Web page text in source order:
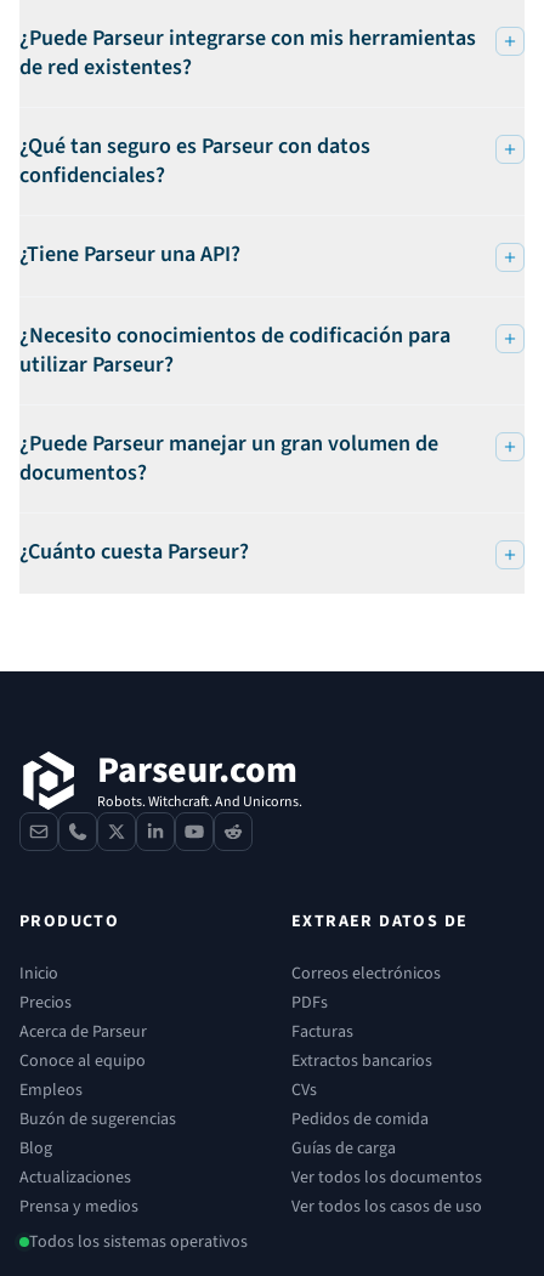
¿Puede Parseur integrarse con mis herramientas
de red existentes?
¿Qué tan seguro es Parseur con datos
confidenciales?
¿Tiene Parseur una API?
¿Necesito conocimientos de codificación para
utilizar Parseur?
¿Puede Parseur manejar un gran volumen de
documentos?
¿Cuánto cuesta Parseur?
Parseur.com
Robots. Witchcraft. And Unicorns.
contactphone
x linkedinyoutube
reddit
PRODUCTO
Inicio
Precios
Acerca de Parseur
Conoce al equipo
Empleos
Buzón de sugerencias
Blog
Actualizaciones
Prensa y medios
Todos los sistemas operativos
EXTRAER DATOS DE
Correos electrónicos
PDFs
Facturas
Extractos bancarios
CVs
Pedidos de comida
Guías de carga
Ver todos los documentos
Ver todos los casos de uso